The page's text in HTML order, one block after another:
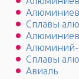
Сплавы
Алюминий-
Сплавы
Авиаль